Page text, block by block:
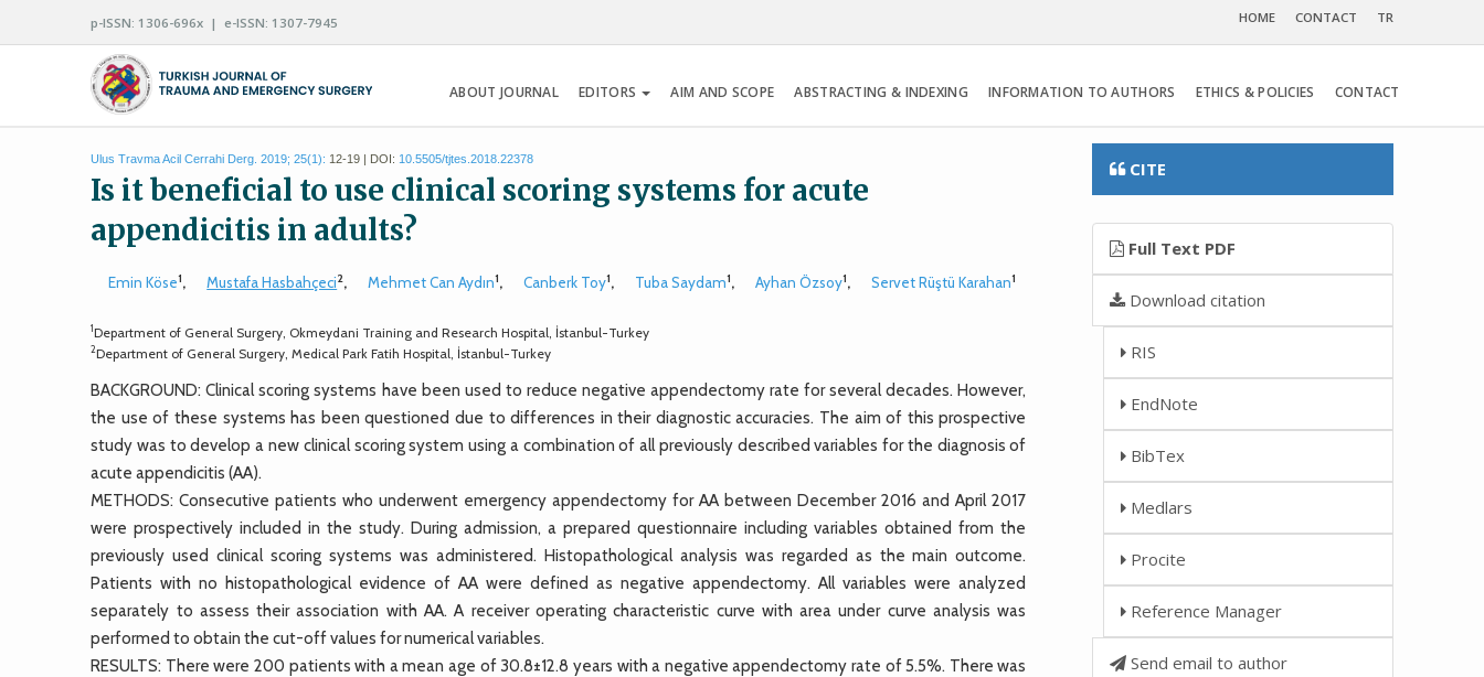
p-ISSN: 1306-696x | e-ISSN: 1307-7945 HOME CONTACT TR
ABOUT JOURNAL EDITORS AIM AND SCOPE ABSTRACTING & INDEXING INFORMATION TO AUTHORS ETHICS & POLICIES CONTACT
Ulus Travma Acil Cerrahi Derg. 2019; 25(1): 12-19 | DOI: 10.5505/tjtes.2018.22378
Is it beneficial to use clinical scoring systems for acute
appendicitis in adults?
Emin Köse1, Mustafa Hasbahçeci2, Mehmet Can Aydın1, Canberk Toy1, Tuba Saydam1, Ayhan Özsoy1, Servet Rüştü Karahan1
1Department of General Surgery, Okmeydani Training and Research Hospital, İstanbul-Turkey
2Department of General Surgery, Medical Park Fatih Hospital, İstanbul-Turkey
BACKGROUND: Clinical scoring systems have been used to reduce negative appendectomy rate for several decades. However,
the use of these systems has been questioned due to differences in their diagnostic accuracies. The aim of this prospective
study was to develop a new clinical scoring system using a combination of all previously described variables for the diagnosis of
acute appendicitis (AA).
METHODS: Consecutive patients who underwent emergency appendectomy for AA between December 2016 and April 2017
were prospectively included in the study. During admission, a prepared questionnaire including variables obtained from the
previously used clinical scoring systems was administered. Histopathological analysis was regarded as the main outcome.
Patients with no histopathological evidence of AA were defined as negative appendectomy. All variables were analyzed
separately to assess their association with AA. A receiver operating characteristic curve with area under curve analysis was
performed to obtain the cut-off values for numerical variables.
RESULTS: There were 200 patients with a mean age of 30.8±12.8 years with a negative appendectomy rate of 5.5%. There was
CITE
Full Text PDF
Download citation
RIS
EndNote
BibTex
Medlars
Procite
Reference Manager
Send email to author